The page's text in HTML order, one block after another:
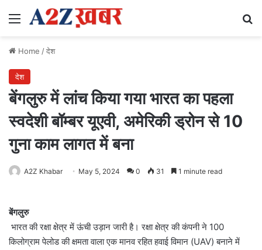
Menu
Home /देश
देश
बेंगलुरु में लांच किया गया भारत का पहला
स्वदेशी बॉम्बर यूएवी, अमेरिकी ड्रोन से 10
गुना काम लागत में बना
A2Z Khabar May 5, 2024 0 31 1 minute read
बेंगलुरु
भारत की रक्षा क्षेत्र में ऊंची उड़ान जारी है। रक्षा क्षेत्र की कंपनी ने 100
किलोग्राम पेलोड की क्षमता वाला एक मानव रहित हवाई विमान (UAV) बनाने में